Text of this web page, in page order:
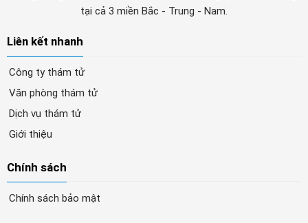
tại cả 3 miền Bắc - Trung - Nam.
Liên kết nhanh
Công ty thám tử
Văn phòng thám tử
Dịch vụ thám tử
Giới thiệu
Chính sách
Chính sách bảo mật